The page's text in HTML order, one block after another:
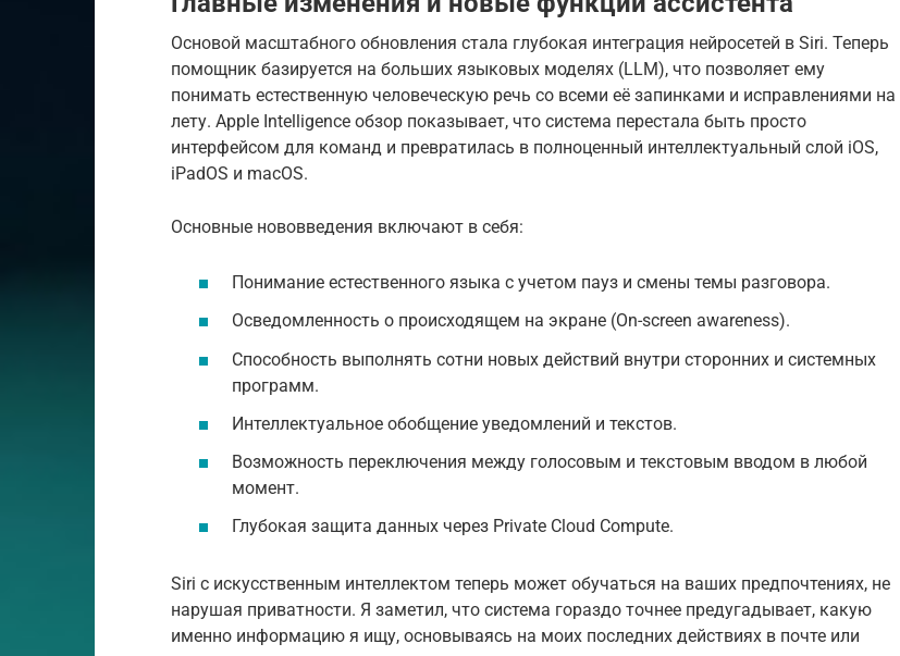
Основой масштабного обновления стала глубокая интеграция нейросетей в Siri. Теперь
помощник базируется на больших языковых моделях (LLM), что позволяет ему
понимать естественную человеческую речь со всеми её запинками и исправлениями на
лету. Apple Intelligence обзор показывает, что система перестала быть просто
интерфейсом для команд и превратилась в полноценный интеллектуальный слой iOS,
iPadOS и macOS.
Основные нововведения включают в себя:
Понимание естественного языка с учетом пауз и смены темы разговора.
Осведомленность о происходящем на экране (On-screen awareness).
Способность выполнять сотни новых действий внутри сторонних и системных
программ.
Интеллектуальное обобщение уведомлений и текстов.
Возможность переключения между голосовым и текстовым вводом в любой
момент.
Глубокая защита данных через Private Cloud Compute.
Siri с искусственным интеллектом теперь может обучаться на ваших предпочтениях, не
нарушая приватности. Я заметил, что система гораздо точнее предугадывает, какую
именно информацию я ищу, основываясь на моих последних действиях в почте или